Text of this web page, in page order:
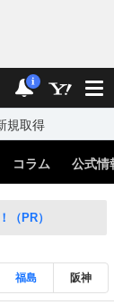
検索 通知
i
規取得
コラム 公式情
（PR）
福島 阪神